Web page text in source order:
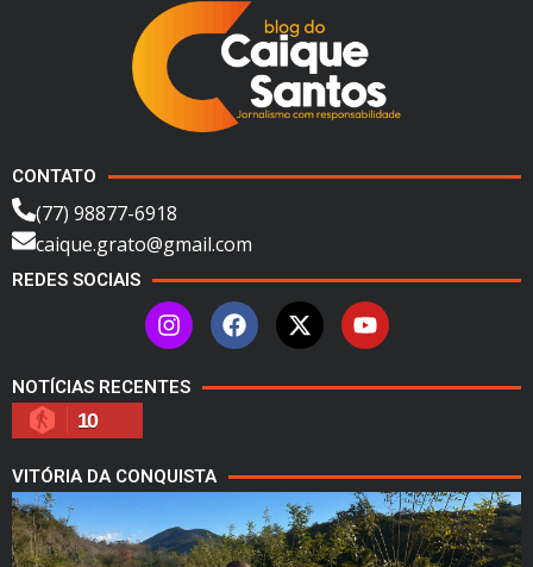
CONTATO
(77) 98877-6918
caique.grato@gmail.com
REDES SOCIAIS
NOTÍCIAS RECENTES
10
VITÓRIA DA CONQUISTA